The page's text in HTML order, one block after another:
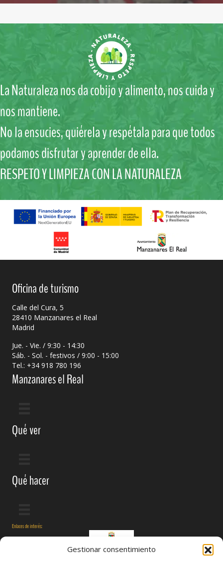
Gestionar consentimiento
La Naturaleza nos da cobijo y alimento, nos cuida y
nos mantiene.
No la ensucies, quiérela y respétala para que todos
podamos disfrutar y aprender de ella.
RESPETO Y LIMPIEZA CON LA NATURALEZA
Oficina de turismo
Calle del Cura, 5
28410 Manzanares el Real
Madrid
Jue. - Vie. / 9:30 - 14:30
Sáb. - Sol. - festivos / 9:00 - 15:00
Tel.: +34 918 780 196
Manzanares el Real
Qué ver
Qué hacer
Enlaces de interés: